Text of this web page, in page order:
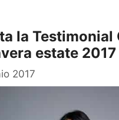
la Testimonial
estate 2017
2017